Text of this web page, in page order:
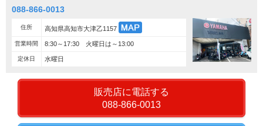
088-866-0013
住所 高知県高知市大津乙1157
営業時間 8:30～17:30 火曜日は～13:00
定休日 水曜日
販売店に電話する
088-866-0013